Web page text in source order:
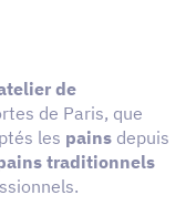
de
de Paris, que
les pains depuis
traditionnels